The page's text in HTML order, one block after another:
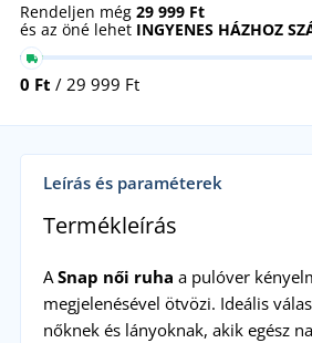
Rendeljen még 29 999 Ft
és az öné lehet INGYENES HÁZHOZ
0 Ft / 29 999 Ft
Leírás és paraméterek
Termékleírás
A Snap női ruha a pulóver
megjelenésével ötvözi. Ideális
nőknek és lányoknak, akik egész